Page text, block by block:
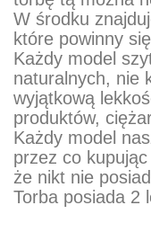
W środku
które powinny
Każdy model
naturalnych, nie
wyjątkową
produktów,
Każdy model
przez co
że nikt nie
Torba posiada 2